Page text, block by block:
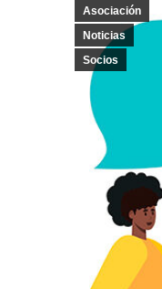
Asociación
Noticias
Socios